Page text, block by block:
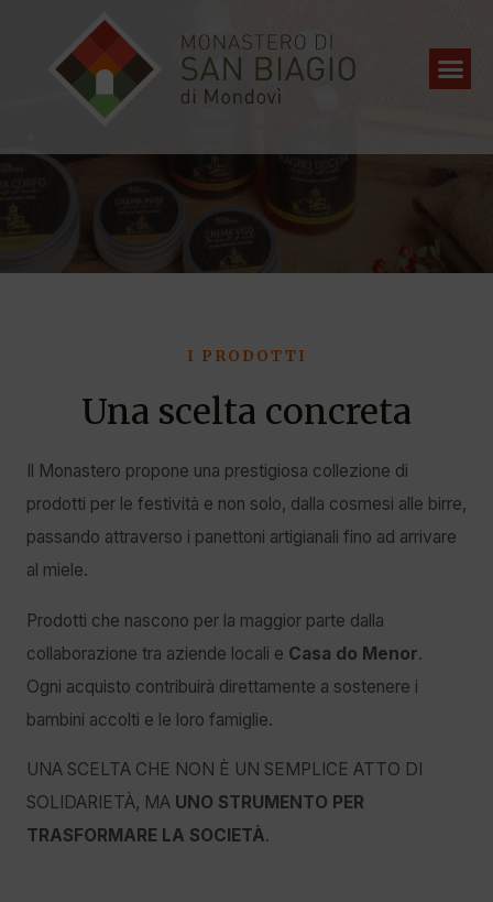
I PRODOTTI
Una scelta concreta
Il Monastero propone una prestigiosa collezione di
prodotti per le festività e non solo, dalla cosmesi alle birre,
passando attraverso i panettoni artigianali fino ad arrivare
al miele.
Prodotti che nascono per la maggior parte dalla
collaborazione tra aziende locali e Casa do Menor.
Ogni acquisto contribuirà direttamente a sostenere i
bambini accolti e le loro famiglie.
UNA SCELTA CHE NON È UN SEMPLICE ATTO DI
SOLIDARIETÀ, MA UNO STRUMENTO PER
TRASFORMARE LA SOCIETÀ.